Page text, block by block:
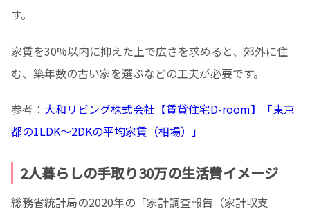
す。
家賃を30%以内に抑えた上で広さを求めると、郊外に住
む、築年数の古い家を選ぶなどの工夫が必要です。
参考： 大和リビング株式会社【賃貸住宅D-room】「東京
都の1LDK～2DKの平均家賃（相場）」
2人暮らしの手取り30万の生活費イメージ
総務省統計局の2020年の「家計調査報告（家計収支